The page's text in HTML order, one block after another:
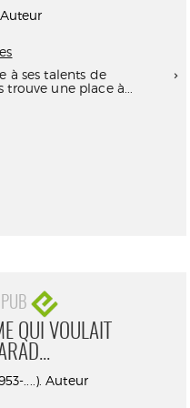
à ses talents de
une place à...
QUI VOULAIT
....). Auteur